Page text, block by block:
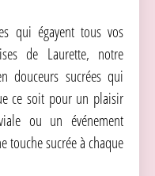
qui égayent tous vos
de Laurette, notre
douceurs sucrées qui
ce soit pour un plaisir
ou un événement
touche sucrée à chaque